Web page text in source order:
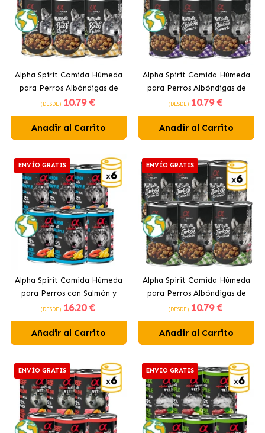
Alpha Spirit Comida Húmeda
para Perros Albóndigas de
Ternera y Salvia
(DESDE) 10.79 €
Añadir al Carrito
Alpha Spirit Comida Húmeda
para Perros Albóndigas de
Pollo
(DESDE) 10.79 €
Añadir al Carrito
ENVÍO GRATIS
Alpha Spirit Comida Húmeda
para Perros con Salmón y
Piña
(DESDE) 16.20 €
Añadir al Carrito
ENVÍO GRATIS
Alpha Spirit Comida Húmeda
para Perros Albóndigas de
Pavo
(DESDE) 10.79 €
Añadir al Carrito
ENVÍO GRATIS ENVÍO GRATIS